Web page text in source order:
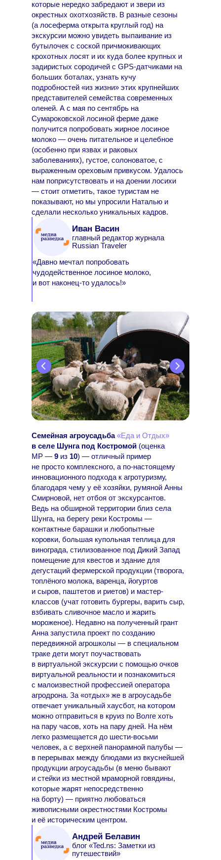
которые нередко забредают и звери из
окрестных охотхозяйств. В разные сезоны
(а лосеферма открыта круглый год) на
экскурсии можно увидеть выпаивание из
бутылочек с соской причмокивающих
крохотных лосят и их куда более крупных и
задиристых сородичей с GPS-датчиками на
больших боталах, узнать кучу
подробностей «из жизни» этих крупнейших
представителей семейства современных
оленей. А с мая по сентябрь на
Сумароковской лосиной ферме даже
получится попробовать жирное лосиное
молоко — очень питательное и целебное
(особенно при язвах и раковых
заболеваниях), густое, солоноватое, с
выраженным ореховым привкусом. Удалось
нам поприсутствовать и на доении лосихи
— стоит отметить, такое туристам не
показывают, но мы упросили Наталью и
сделали несколько уникальных кадров.
Иван Васин
главный редактор журнала
Russian Traveler
«Давно мечтал попробовать
чудодейственное лосиное молоко,
и вот наконец-то удалось!»
Семейная агроусадьба «Еда и Отдых»
в селе Шунга под Костромой (оценка
МР — 9 из 10) — отличный пример
не просто комплексного, а по-настоящему
инновационного подхода к агротуризму,
благодаря чему у её хозяйки, румяной Анны
Смирновой, нет отбоя от экскурсантов.
Ведь на обширной территории близ села
Шунга, на берегу реки Костромы —
контактные барашки и любопытные
коровки, большая купольная теплица для
винограда, стилизованное под Дикий Запад
помещение для квестов и здание для
дегустаций фермерской продукции (творога,
топлёного молока, варенца, йогуртов
и сыров, паштетов и риетов) и мастер-
классов (учат готовить бургеры, варить сыр,
взбивать сливочное масло и жарить
мороженое). Недавно на полученный грант
Анна запустила проект по созданию
передвижной агрошколы — в специальном
траке дети могут поучаствовать
в виртуальной экскурсии с помощью очков
виртуальной реальности и познакомиться
с малоизвестной профессией оператора
агродрона. За «отдых» же в агроусадьбе
отвечает уникальный хаусбот, на котором
можно отправиться в круиз по Волге хоть
на пару часов, хоть на пару дней. На нём
легко размещается до шести-восьми
человек, а с верхней панорамной палубы —
в перерывах между блюдами из вкуснейшей
продукции агроусадьбы (в меню бывают
и стейки из местной мраморной говядины,
которые жарят непосредственно
на борту) — приятно любоваться
живописными окрестностями Костромы
и её историческим центром.
Андрей Белавин
блог «Ted.ns: Заметки из
путешествий»